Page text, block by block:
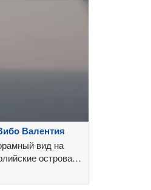
Валентия
вид на
острова,